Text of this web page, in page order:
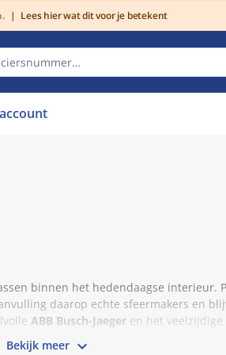
| Lees hier wat dit voor je betekent
binnen het hedendaagse interieur.
daarop echte sfeermakers en
ABB Busch-Jaeger en het veelzijdige
Bekijk meer 